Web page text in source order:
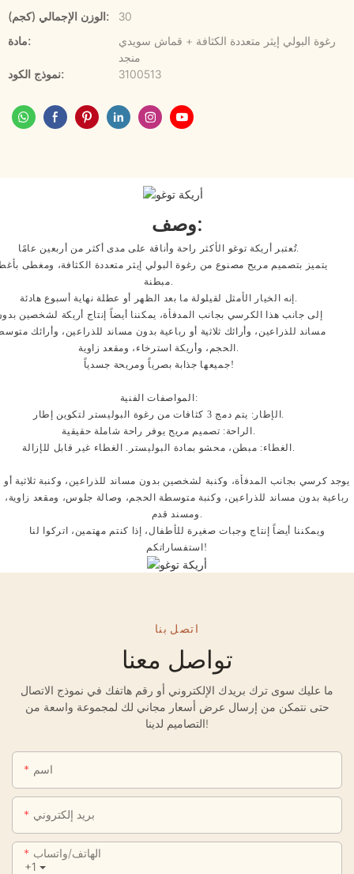
الوزن الإجمالي (كجم):
30
مادة:
رغوة البولي إيثر متعددة الكثافة + قماش سويدي
منجد
نموذج الكود:
3100513
وصف:
تُعتبر أريكة توغوالأكثر راحة وأناقة على مدى أكثر من أربعين عامًا.
يتميز بتصميم مريح مصنوع من رغوة البولي إيثر متعددة الكثافة، ومغطى
مبطنة.
إنه الخيار الأمثل لقيلولة ما بعد الظهر أو عطلة نهاية أسبوع هادئة.
إلى جانب هذا الكرسي بجانب المدفأة، يمكننا أيضاً إنتاج أريكة لشخصين
مساند للذراعين، وأرائك ثلاثية أو رباعية بدون مساند للذراعين، وأرائك
الحجم، وأريكة استرخاء، ومقعد زاوية.
جميعها جذابة بصرياً ومريحة جسدياً!
المواصفات الفنية:
الإطار: يتم دمج 3 كثافات من رغوة البوليستر لتكوين إطار.
الراحة: تصميم مريح يوفر راحة شاملة حقيقية.
الغطاء: مبطن، محشو بمادة البوليستر. الغطاء غير قابل للإزالة.
يوجد كرسي بجانب المدفأة، وكنبة لشخصين بدون مساند للذراعين، وكنبة ثلاثية أو
رباعية بدون مساند للذراعين، وكنبة متوسطة الحجم، وصالة جلوس، ومقعد زاوية،
ومسند قدم.
ويمكننا أيضاً إنتاج وجبات صغيرة للأطفال، إذا كنتم مهتمين، اتركوا لنا
استفساراتكم!
اتصل بنا
تواصل معنا
ما عليك سوى ترك بريدك الإلكتروني أو رقم هاتفك في نموذج الاتصال
حتى نتمكن من إرسال عرض أسعار مجاني لك لمجموعة واسعة من
التصاميم لدينا!
اسم
بريد إلكتروني
+1
الهاتف/واتساب